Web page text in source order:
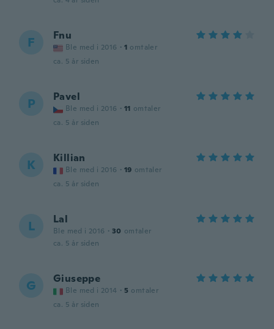
F Fnu
Ble med i 2016 · 1 omtaler
ca. 5 år siden
P Pavel
Ble med i 2016 · 11 omtaler
ca. 5 år siden
K Killian
Ble med i 2016 · 19 omtaler
ca. 5 år siden
L Lal
Ble med i 2016 · 30 omtaler
ca. 5 år siden
G Giuseppe
Ble med i 2014 · 5 omtaler
ca. 5 år siden